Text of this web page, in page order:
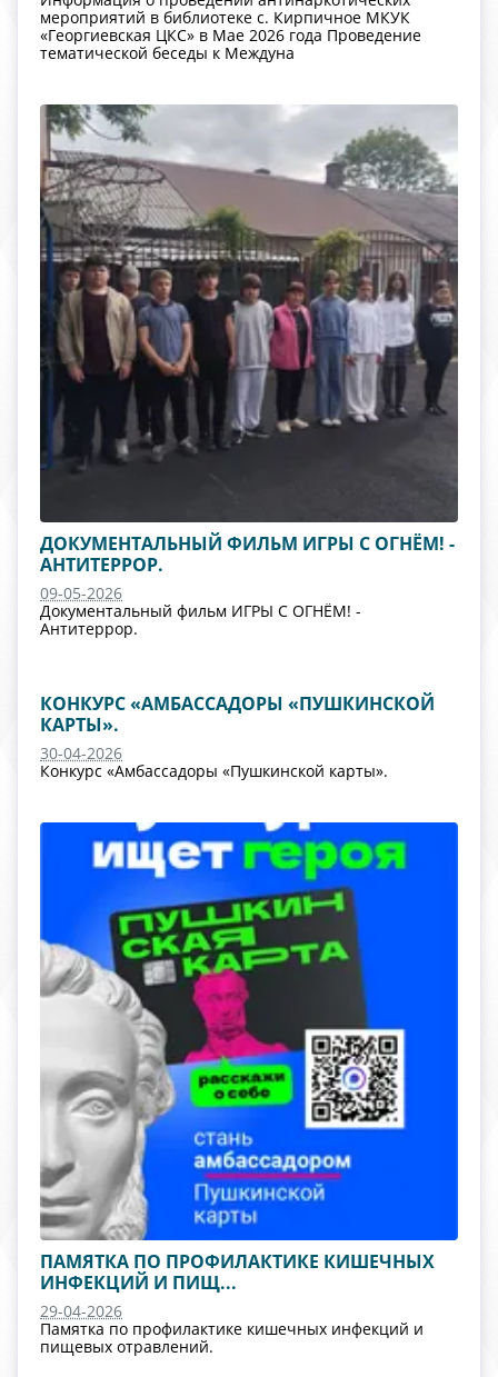
мероприятий в библиотеке с. Кирпичное МКУК
«Георгиевская ЦКС» в Мае 2026 года Проведение
тематической беседы к Междуна
ДОКУМЕНТАЛЬНЫЙ ФИЛЬМ ИГРЫ С ОГНЁМ! -
АНТИТЕРРОР.
09-05-2026
Документальный фильм ИГРЫ С ОГНЁМ! -
Антитеррор.
КОНКУРС «АМБАССАДОРЫ «ПУШКИНСКОЙ
КАРТЫ».
30-04-2026
Конкурс «Амбассадоры «Пушкинской карты».
ПАМЯТКА ПО ПРОФИЛАКТИКЕ КИШЕЧНЫХ
ИНФЕКЦИЙ И ПИЩ...
29-04-2026
Памятка по профилактике кишечных инфекций и
пищевых отравлений.